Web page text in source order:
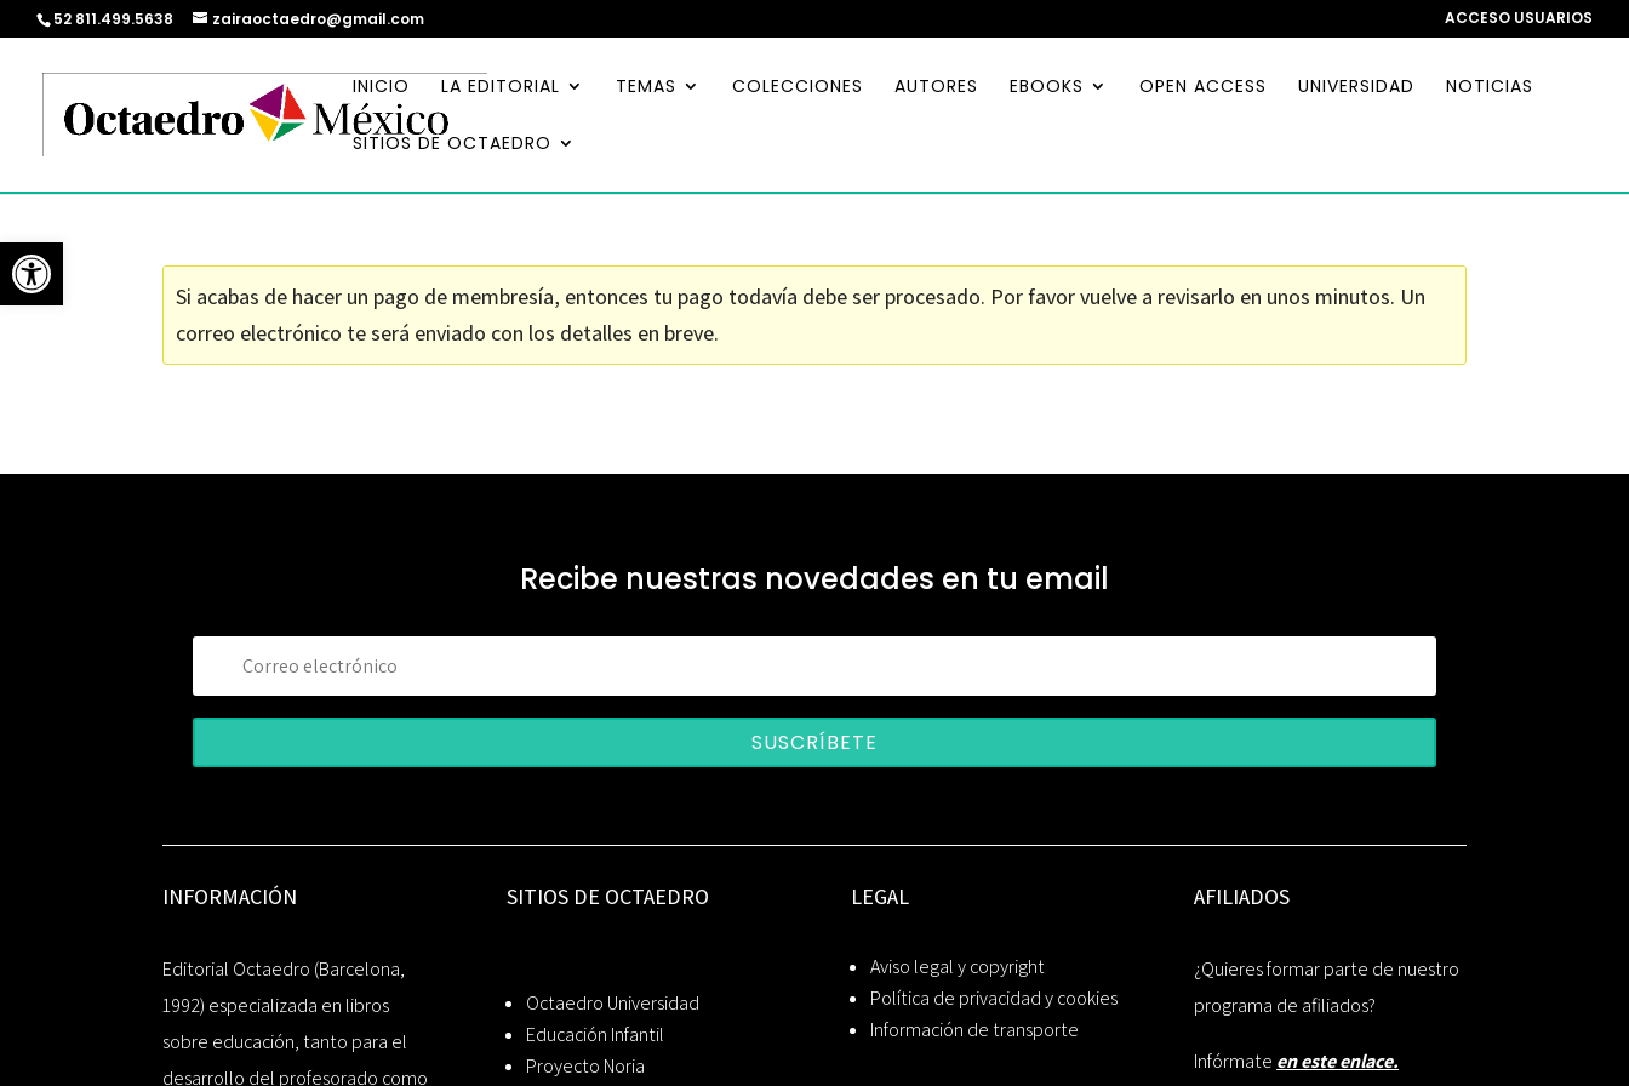
Abrir barra de herramientas
52 811.499.5638 zairaoctaedro@gmail.com ACCESO USUARIOS
INICIO LA EDITORIAL TEMAS COLECCIONES AUTORES EBOOKS OPEN ACCESS UNIVERSIDAD NOTICIAS
SITIOS DE OCTAEDRO
Si acabas de hacer un pago de membresía, entonces tu pago todavía debe ser procesado. Por favor vuelve a revisarlo en unos minutos. Un
correo electrónico te será enviado con los detalles en breve.
Recibe nuestras novedades en tu email
SUSCRÍBETE
INFORMACIÓN
Editorial Octaedro (Barcelona,
1992) especializada en libros
sobre educación, tanto para el
desarrollo del profesorado como
SITIOS DE OCTAEDRO
Octaedro Universidad
Educación Infantil
Proyecto Noria
LEGAL
Aviso legal y copyright
Política de privacidad y cookies
Información de transporte
AFILIADOS
¿Quieres formar parte de nuestro
programa de afiliados?
Infórmate en este enlace.